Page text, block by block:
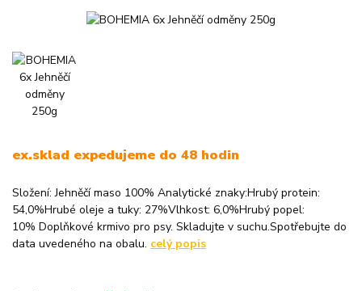
ex.sklad expedujeme do 48 hodin
Složení: Jehněčí maso 100% Analytické znaky:Hrubý protein:
54,0%Hrubé oleje a tuky: 27%Vlhkost: 6,0%Hrubý popel:
10% Doplňkové krmivo pro psy. Skladujte v suchu.Spotřebujte do
data uvedeného na obalu. celý popis